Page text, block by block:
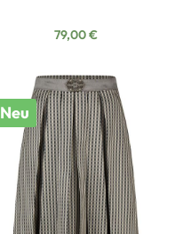
Regulärer Preis:
79,00 €
Neu